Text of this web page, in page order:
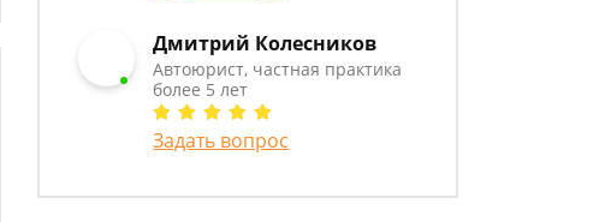
Дмитрий Колесников
Автоюрист, частная практика
более 5 лет
Задать вопрос